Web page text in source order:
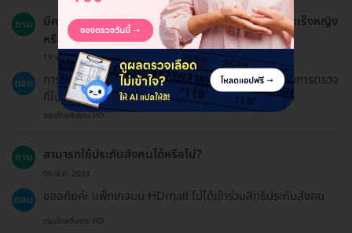
ถาม
มีความเสี่ยงหรือผลข้างเคียงจากการตรวจคัดกรองมะเร็งหญิง
หรือไม่?
19 ธ.ค. 2024
ตอบ
การตรวจคัดกรองมะเร็งหญิงไม่มีการตัดเนื้อเยื่อและเป็นการตรวจ
ที่ไม่ยุ่งยาก จึงไม่มีความเสี่ยงหรือผลข้างเคียงที่น่ากังวล
ตอบโดยทีมงาน HD
ถาม สามารถใช้ประกันสังคมได้หรือไม่?
06 มี.ค. 2023
ตอบ ขออภัยค่ะ แพ็กเกจบน HDmall ไม่ได้เข้าร่วมสิทธิประกันสังคม
ตอบโดยทีมงาน HD